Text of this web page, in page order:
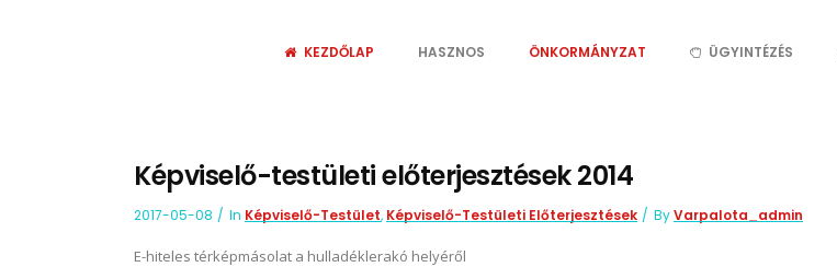
KEZDŐLAP HASZNOS ÖNKORMÁNYZAT ÜGYINTÉZÉS
Képviselő-testületi előterjesztések 2014
2017-05-08 In Képviselő-Testület, Képviselő-Testületi Előterjesztések ByVarpalota_admin
E-hiteles térképmásolat a hulladéklerakó helyéről